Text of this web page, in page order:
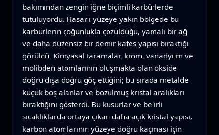
bakımından zengin iğne biçimli karbürlerde
tutuluyordu. Hasarlı yüzeye yakın bölgede bu
karbürlerin çoğunlukla çözüldüğü, yamalı bir ağ
ve daha düzensiz bir demir kafes yapısı bıraktığı
görüldü. Kimyasal taramalar, krom, vanadyum ve
molibden atomlarının oluşmakta olan okside
doğru dışa doğru göç ettiğini; bu sırada metalde
küçük boş alanlar ve bozulmuş kristal aralıkları
bıraktığını gösterdi. Bu kusurlar ve belirli
sıcaklıklarda ortaya çıkan daha açık kristal yapısı,
karbon atomlarının yüzeye doğru kaçması için